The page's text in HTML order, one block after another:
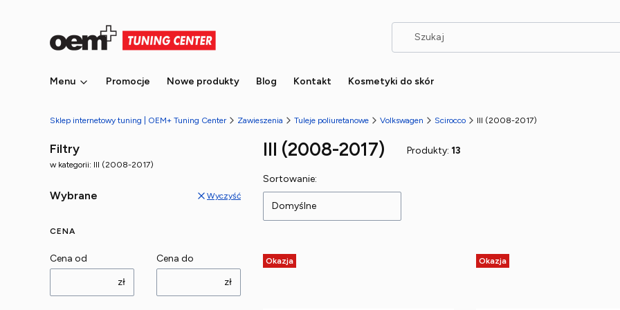
Menu Promocje Nowe produkty Blog Kontakt Kosmetyki do skór
Sklep internetowy tuning | OEM+ Tuning Center Zawieszenia Tuleje poliuretanowe Volkswagen Scirocco III (2008-2017)
Filtry
w kategorii: III (2008-2017)
Wybrane Wyczyść
CENA
Cena od
zł
Cena do
zł
III (2008-2017) Produkty: 13
Lista produktów
Sortowanie:
Domyślne
Okazja Okazja